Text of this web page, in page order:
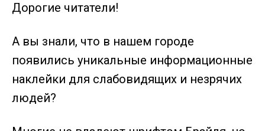
Дорогие читатели!
А вы знали, что в нашем городе
появились уникальные информационные
наклейки для слабовидящих и незрячих
людей?